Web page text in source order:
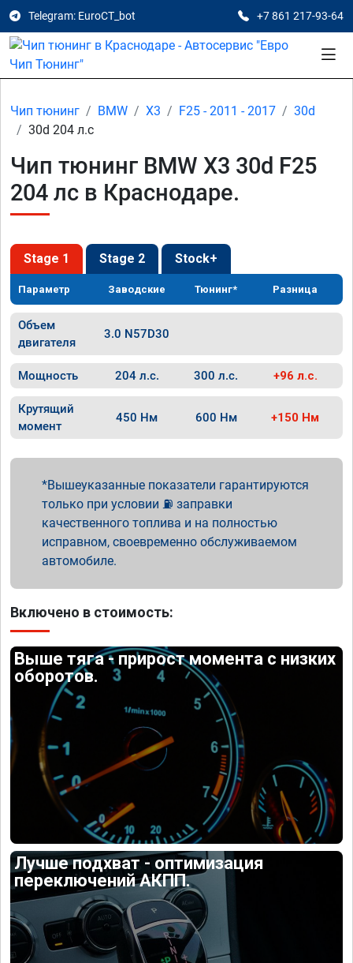
Telegram: EuroCT_bot +7 861 217-93-64
Чип тюнинг BMW X3 F25 - 2011 - 2017
30d
30d 204 л.с
Чип тюнинг BMW X3 30d F25
204 лс в Краснодаре.
Stage 1 Stage 2 Stock+
Параметр Заводские Тюнинг* Разница
Объем
двигателя
3.0 N57D30
Мощность 204 л.с. 300 л.с. +96 л.с.
Крутящий
момент
450 Нм 600 Нм +150 Нм
Вышеуказанные показатели гарантируются
только при условии ⛽ заправки
качественного топлива и на полностью
исправном, своевременно обслуживаемом
автомобиле.
Включено в стоимость:
Выше тяга - прирост момента с низких
оборотов.
Лучше подхват - оптимизация
переключений АКПП.